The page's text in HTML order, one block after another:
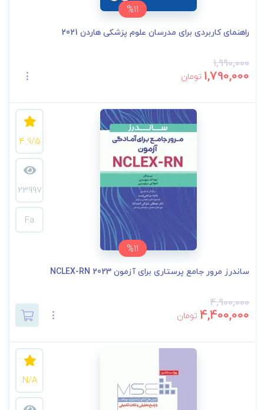
%11
راهنمای کاربردی برای مدرسان علوم پزشکی هاردن 2021
1,990,000
1,790,000 تومان
%11
4.9/5
23997
Fa
ساندرز مرور جامع پرستاری برای آزمون NCLEX-RN 2023
4,900,000
4,400,000 تومان
N/A